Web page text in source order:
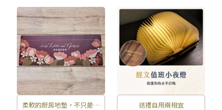
柔軟的厨房地墊，不只是觸
送禮自用兩相宜